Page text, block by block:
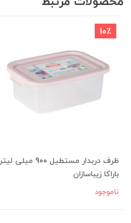
10٪
ظرف دربدار مستطیل 900 میلی لیتر
باراکا زیباسازان
ناموجود